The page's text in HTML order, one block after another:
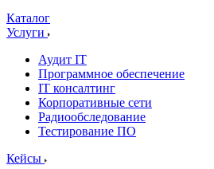
Каталог
Услуги
Аудит IT
Программное обеспечение
IT консалтинг
Корпоративные сети
Радиообследование
Тестирование ПО
Кейсы